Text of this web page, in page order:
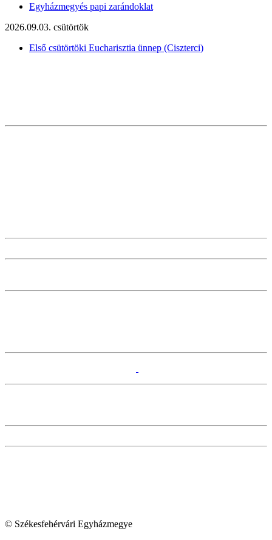
Egyházmegyés papi zarándoklat
2026.09.03. csütörtök
Első csütörtöki Eucharisztia ünnep (Ciszterci)
© Székesfehérvári Egyházmegye